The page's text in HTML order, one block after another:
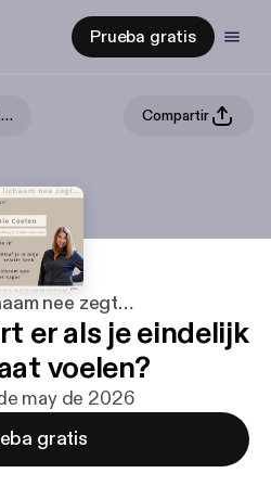
Prueba gratis
Compartir
nee zegt…
er als je eindelijk
voelen?
may de 2026
gratis